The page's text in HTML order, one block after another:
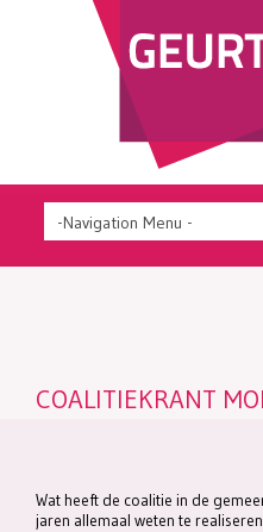
COALITIEKRANT
Wat heeft de coalitie in de
jaren allemaal weten te